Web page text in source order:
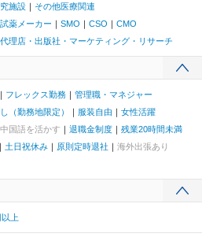
施設
その他医療関連
薬メーカー
SMO CSO
CMO
理店・出版社・マーケティング・リサーチ
フレックス勤務
管理職・マネジャー
（勤務地限定） 服装自由
女性活躍
中国語を活かす 退職金制度
残業20時間未満
土日祝休み 原則定時退社
海外出張あり
上